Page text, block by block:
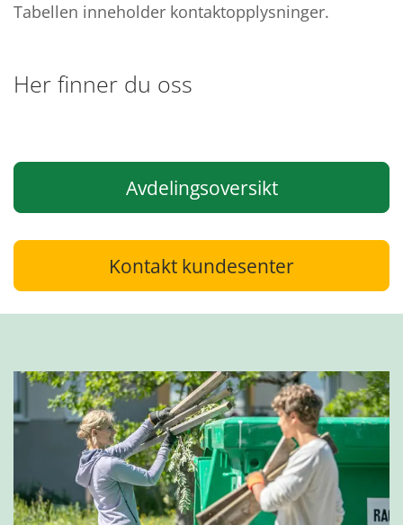
Tabellen inneholder kontaktopplysninger.
Her finner du oss
Avdelingsoversikt
Kontakt kundesenter